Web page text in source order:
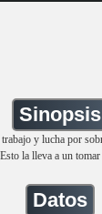
Sinopsis
y lucha por
la lleva a un
Datos